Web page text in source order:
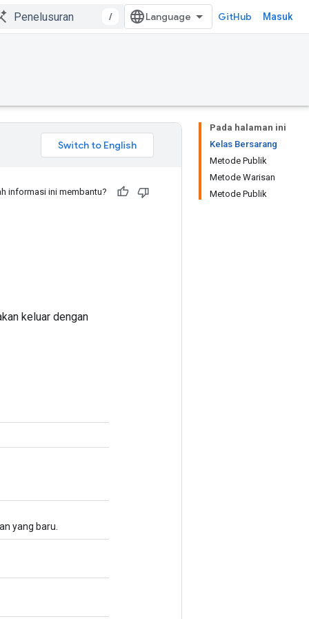
/ GitHub Masuk
Pada halaman ini
Kelas Bersarang
Metode Publik
Metode Warisan
Metode Publik
informasi ini membantu?
keluar dengan
yang baru.